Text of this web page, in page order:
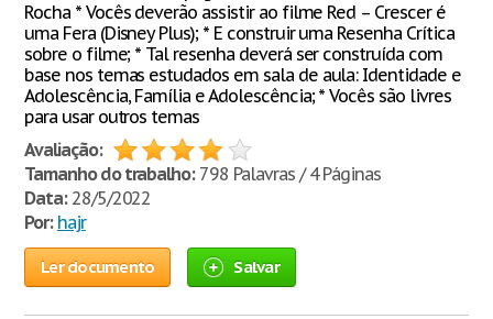
Rocha * Vocês deverão assistir ao filme Red – Crescer é
uma Fera (Disney Plus); * E construir uma Resenha Crítica
sobre o filme; * Tal resenha deverá ser construída com
base nos temas estudados em sala de aula: Identidade e
Adolescência, Família e Adolescência; * Vocês são livres
para usar outros temas
Avaliação:
Tamanho do trabalho:798 Palavras / 4 Páginas
Data:28/5/2022
Por: hajr
Ler documento Salvar